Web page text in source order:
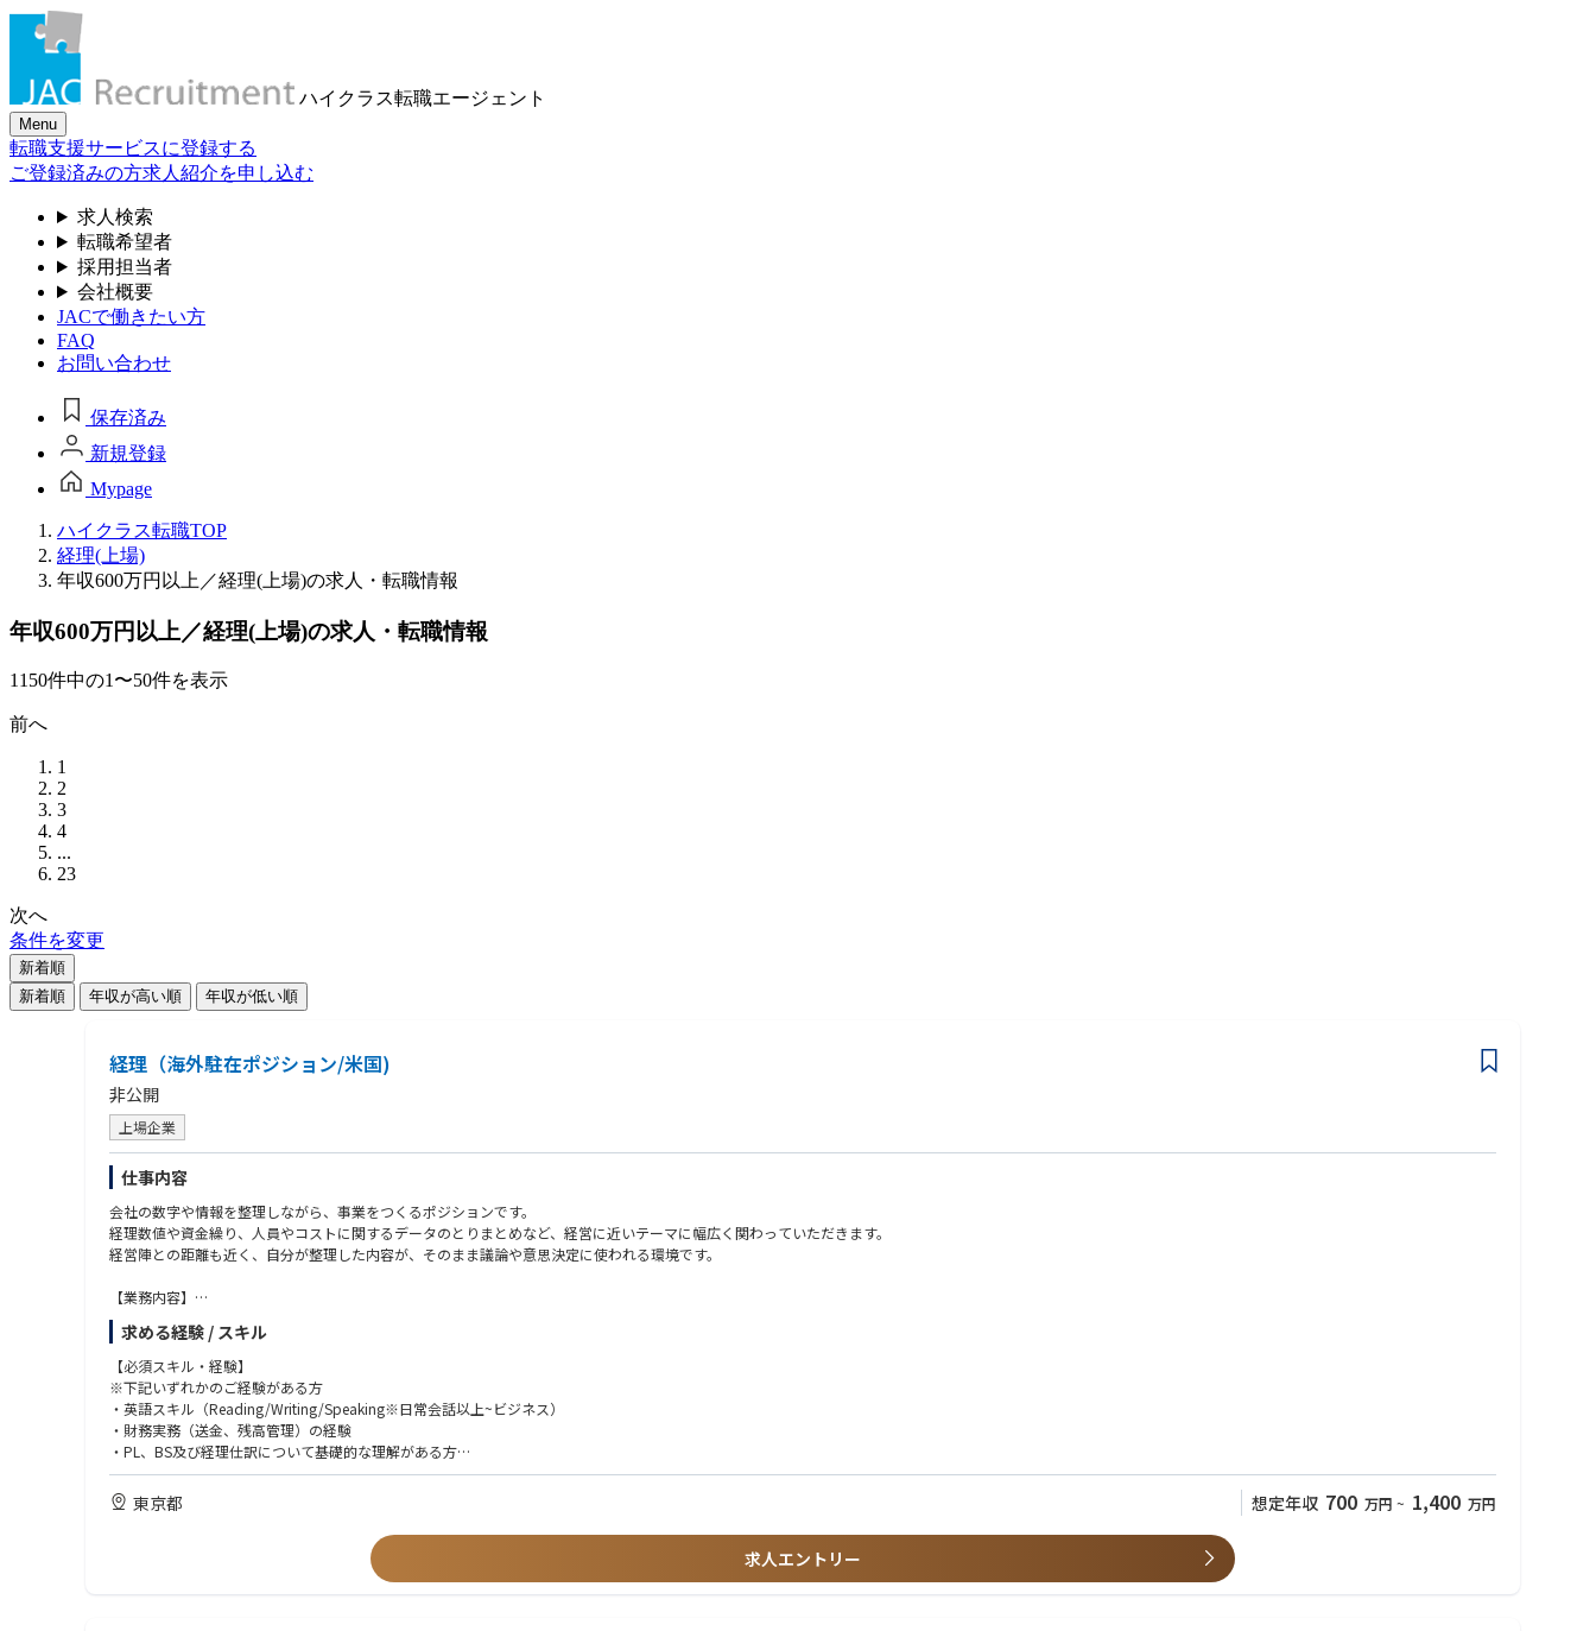
ハイクラス転職エージェント
Menu
転職支援サービスに登録する
ご登録済みの方求人紹介を申し込む
求人検索
転職希望者
採用担当者
会社概要
JACで働きたい方
FAQ
お問い合わせ
保存済み
新規登録
Mypage
ハイクラス転職TOP
経理(上場)
年収600万円以上／経理(上場)の求人・転職情報
年収600万円以上／経理(上場)の求人・転職情報
1150件中の1〜50件を表示
前へ
1
2
3
4
...
23
次へ
条件を変更
新着順
新着順
年収が高い順 年収が低い順
経理（海外駐在ポジション/米国)
非公開
上場企業
仕事内容
会社の数字や情報を整理しながら、事業をつくるポジションです。
経理数値や資金繰り、人員やコストに関するデータのとりまとめなど、経営に近いテーマに幅広く関わっていただきます。
経営陣との距離も近く、自分が整理した内容が、そのまま議論や意思決定に使われる環境です。
【業務内容】
■財務・経理サポート
会社全体の動きを、数字で見える形にしていきます。
・資金繰り表作成
・拠点毎の目標や進捗の計画作成、予実管理
・中期計画と年度計画の作成、進捗管理
・経理記帳のサポート
※最初からすべてできる必要はございません。
【ポジションの魅力】
・経営計画、経理記帳、資金管理に幅広く関与する希少なポジション
・経営層との距離が圧倒的に近く、提案がすぐに意思決定に反映される環境
求める経験 / スキル
【必須スキル・経験】
※下記いずれかのご経験がある方
・英語スキル（Reading/Writing/Speaking※日常会話以上~ビジネス）
・財務実務（送金、残高管理）の経験
・PL、BS及び経理仕訳について基礎的な理解がある方
【歓迎スキル・経験】
・事業計画、財務モデル、KPI構築の経験
・予実管理、中期経営計画の策定に関与した経験
・海外現地法人で経理/財務のオペレーションに携わった経験
東京都 想定年収 700 万円 ~ 1,400 万円
求人エントリー